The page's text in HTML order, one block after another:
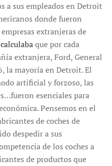
a sus empleados en Detroit
donde fueron
extranjeras de
que por cada
extranjera, Ford, General
la mayoría en Detroit. El
artificial y forzoso, las
esenciales para
Pensemos en el
de coches de
despedir a sus
de los coches a
de productos que